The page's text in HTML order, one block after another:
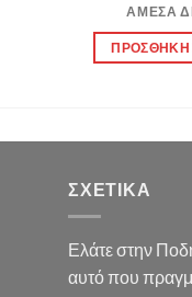
ΆΜΕΣΑ
ΠΡΟΣΘΉΚΗ
ΣΧΕΤΙΚΆ
Ελάτε στην
αυτό που